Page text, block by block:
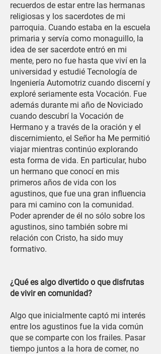
recuerdos de estar entre las hermanas
religiosas y los sacerdotes de mi
parroquia. Cuando estaba en la escuela
primaria y servía como monaguillo, la
idea de ser sacerdote entró en mi
mente, pero no fue hasta que viví en la
universidad y estudié Tecnología de
Ingeniería Automotriz cuando discerní y
exploré seriamente esta Vocación. Fue
además durante mi año de Noviciado
cuando descubrí la Vocación de
Hermano y a través de la oración y el
discernimiento, el Señor ha Me permitió
viajar mientras continúo explorando
esta forma de vida. En particular, hubo
un hermano que conocí en mis
primeros años de vida con los
agustinos, que fue una gran influencia
para mi camino con la comunidad.
Poder aprender de él no sólo sobre los
agustinos, sino también sobre mi
relación con Cristo, ha sido muy
formativo.
¿Qué es algo divertido o que disfrutas
de vivir en comunidad?
Algo que inicialmente captó mi interés
entre los agustinos fue la vida común
que se comparte con los frailes. Pasar
tiempo juntos a la hora de comer, no